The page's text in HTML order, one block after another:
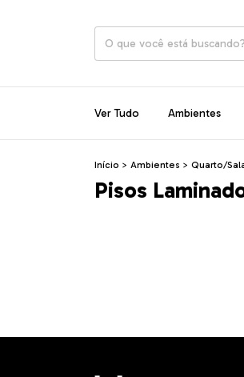
Ver Tudo Ambientes
Início > Ambientes > Quarto/
Pisos